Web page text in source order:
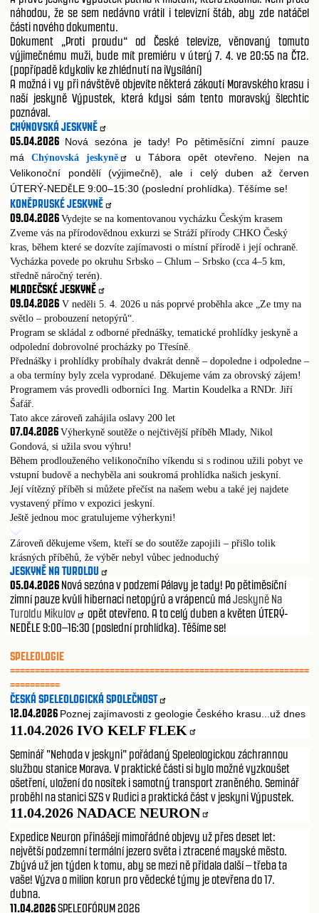
náhodou, že se sem nedávno vrátil i televizní štáb, aby zde natáčel
části nového dokumentu.
Dokument „Proti proudu“ od České televize, věnovaný tomuto
výjimečnému muži, bude mít premiéru v úterý 7. 4. ve 20:55 na ČT2.
(popřípadě kdykoliv ke zhlédnutí na iVysílání)
A možná i vy při návštěvě objevíte některá zákoutí Moravského krasu i
naší jeskyně Výpustek, která kdysi sám tento moravský šlechtic
poznával.
CHÝNOVSKÁ JESKYNĚ
05.04.2026 Nová sezóna je tady! Po pětiměsíční zimní pauze
má Chýnovská jeskyně u Tábora opět otevřeno. Nejen na
Velikonoční pondělí (výjimečně), ale i celý duben až červen
ÚTERÝ-NEDĚLE 9:00–15:30 (poslední prohlídka). Těšíme se!
KONĚPRUSKÉ JESKYNĚ
09.04.2026 Vydejte se na komentovanou vycházku Českým krasem
Zveme vás na přírodovědnou exkurzi se Stráží přírody CHKO Český
kras, během které se dozvíte zajímavosti o místní přírodě i její ochraně.
Vycházka povede po okruhu Srbsko – Chlum – Srbsko (cca 4–5 km,
středně náročný terén).
MLADEČSKÉ JESKYNĚ
09.04.2026 V neděli 5. 4. 2026 u nás poprvé proběhla akce „Ze tmy na
světlo – probouzení netopýrů“.
Program se skládal z odborné přednášky, tematické prohlídky jeskyně a
odpolední dobrovolné procházky po Třesíně.
Přednášky i prohlídky probíhaly dvakrát denně – dopoledne i odpoledne –
a oba termíny byly zcela vyprodané. Děkujeme vám za obrovský zájem!
Programem vás provedli odborníci Ing. Martin Koudelka a RNDr. Jiří
Šafář.
Tato akce zároveň zahájila oslavy 200 let
07.04.2026 Výherkyně soutěže o nejčtivější příběh Mlady, Nikol
Gondová, si užila svou výhru!
Během prodlouženého velikonočního víkendu si s rodinou užili pobyt ve
vstupní budově a nechyběla ani soukromá prohlídka našich jeskyní.
Její vítězný příběh si můžete přečíst na našem webu a také jej najdete
vystavený přímo v expozici jeskyní.
Ještě jednou moc gratulujeme výherkyni!
Zároveň děkujeme všem, kteří se do soutěže zapojili – přišlo tolik
krásných příběhů, že výběr nebyl vůbec jednoduchý
JESKYNĚ NA TUROLDU
05.04.2026 Nová sezóna v podzemí Pálavy je tady! Po pětiměsíční
zimní pauze kvůli hibernaci netopýrů a vrápenců máJeskyně Na
Turoldu Mikulov
opět otevřeno. A to celý duben a květen ÚTERÝ-
NEDĚLE 9:00–16:30 (poslední prohlídka). Těšíme se!
SPELEOLOGIE
============================================================
==========
ČESKÁ SPELEOLOGICKÁ SPOLEČNOST
12.04.2026 Poznej zajímavosti z geologie Českého krasu...už dnes
11.04.2026 IVO KELF FLEK
Seminář "Nehoda v jeskyni" pořádaný Speleologickou záchrannou
službou stanice Morava. V praktické části si bylo možné vyzkoušet
ošetření, uložení do nosítek i samotný transport zraněného. Seminář
proběhl na stanici SZS v Rudici a praktická část v jeskyni Výpustek.
11.04.2026 NADACE NEURON
Expedice Neuron přinášejí mimořádné objevy už přes deset let:
největší podzemní termální jezero světa i ztracené mayské město.
Zbývá už jen týden k tomu, aby se mezi ně přidala další – třeba ta
vaše! Výzva o milion korun pro vědecké týmy je otevřena do 17.
dubna.
11.04.2026SPELEOFÓRUM 2026